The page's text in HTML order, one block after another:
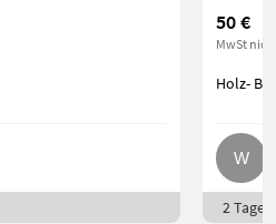
50 €
MwSt
Holz-
2 Tage